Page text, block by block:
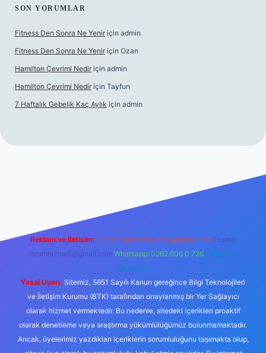
SON YORUMLAR
Fitness Den Sonra Ne Yenir için admin
Fitness Den Sonra Ne Yenir için Ozan
Hamilton Çevrimi Nedir için admin
Hamilton Çevrimi Nedir için Tayfun
7 Haftalık Gebelik Kaç Aylık için admin
Reklam ve İletişim: E-mail: backlinkpaneli@gmail.com Teams:
forumhizmeti@gmail.com Whatsapp: 0262 606 0 726 Telegram:
@karabul
Yasal Uyarı: Sitemiz, 5651 Sayılı Kanun gereğince Bilgi Teknolojileri
ve İletişim Kurumu (BTK) tarafından onaylanmış bir Yer Sağlayıcı
olarak hizmet vermektedir. Bu nedenle, sitedeki içerikleri proaktif
olarak denetleme veya araştırma yükümlülüğümüz bulunmamaktadır.
Ancak, üyelerimiz yazdıkları içeriklerin sorumluluğunu taşımakta olup,